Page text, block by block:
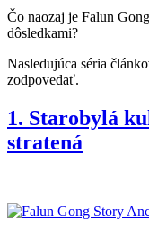
Čo naozaj je Falun
dôsledkami?
Nasledujúca séria
zodpovedať.
1. Starobylá
stratená